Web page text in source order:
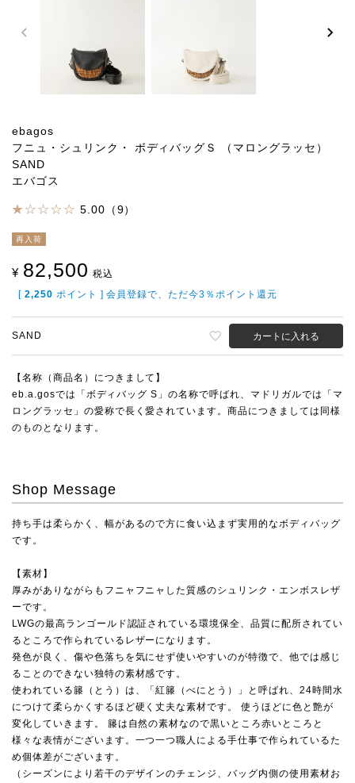
ebagos
フニュ・シュリンク・ ボディバッグＳ （マロングラッセ）
SAND
エバゴス
5.00（9）
再入荷
¥ 82,500 税込
[ 2,250 ポイント ] 会員登録で、ただ今3％ポイント還元
SAND カートに入れる
【名称（商品名）につきまして】
eb.a.gosでは「ボディバッグ S」の名称で呼ばれ、マドリガルでは「マ
ロングラッセ」の愛称で長く愛されています。商品につきましては同様
のものとなります。
Shop Message
持ち手は柔らかく、幅があるので方に食い込まず実用的なボディバッグ
です。
【素材】
厚みがありながらもフニャフニャした質感のシュリンク・エンボスレザ
ーです。
LWGの最高ランゴールド認証されている環境保全、品質に配所されてい
るところで作られているレザーになります。
発色が良く、傷や色落ちを気にせず使いやすいのが特徴で、他では感じ
ることのできない独特の素材感です。
使われている籐（とう）は、「紅籐（べにとう）」と呼ばれ、24時間水
につけて柔らかくするほど硬く丈夫な素材です。 使うほどに色と艶が
変化していきます。 籐は自然の素材なので黒いところ赤いところと
様々な表情がございます。一つ一つ職人による手仕事で作られているた
め個体差がございます。
（シーズンにより若干のデザインのチェンジ、バッグ内側の使用素材お